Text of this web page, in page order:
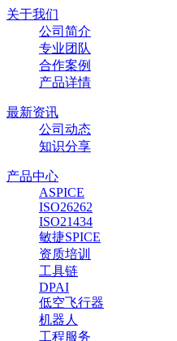
关于我们
公司简介
专业团队
合作案例
产品详情
最新资讯
公司动态
知识分享
产品中心
ASPICE
ISO26262
ISO21434
敏捷SPICE
资质培训
工具链
DPAI
低空飞行器
机器人
工程服务